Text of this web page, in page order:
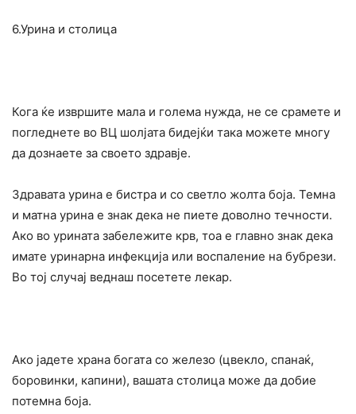
6.Урина и столица
Кога ќе извршите мала и голема нужда, не се срамете и
погледнете во ВЦ шолјата бидејќи така можете многу
да дознаете за своето здравје.
Здравата урина е бистра и со светло жолта боја. Темна
и матна урина е знак дека не пиете доволно течности.
Ако во урината забележите крв, тоа е главно знак дека
имате уринарна инфекција или воспаление на бубрези.
Во тој случај веднаш посетете лекар.
Ако јадете храна богата со железо (цвекло, спанаќ,
боровинки, капини), вашата столица може да добие
потемна боја.